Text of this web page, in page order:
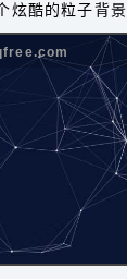
酷的粒子背